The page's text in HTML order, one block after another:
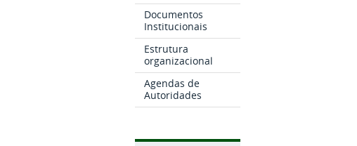
Documentos
Institucionais
Estrutura
organizacional
Agendas de
Autoridades